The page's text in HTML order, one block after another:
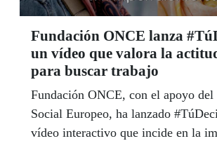
Fundación ONCE lanza
un vídeo que valora la
para buscar trabajo
Fundación ONCE, con el apoyo del
Social Europeo, ha lanzado
vídeo interactivo que incide en la